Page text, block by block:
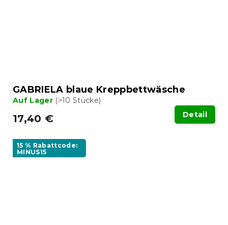
GABRIELA blaue Kreppbettwäsche
Auf Lager (>10 Stücke)
17,40 € Detail
15 % Rabattcode:
MINUS15